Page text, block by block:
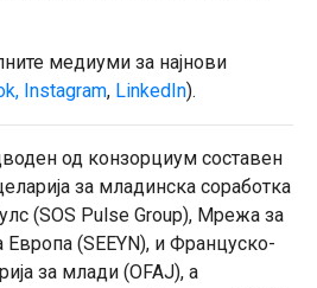
медиуми за најнови
Instagram, LinkedIn).
од конзорциум составен
за младинска соработка
(SOS Pulse Group), Мрежа за
Европа (SEEYN), и Француско-
за млади (ОFAJ), а